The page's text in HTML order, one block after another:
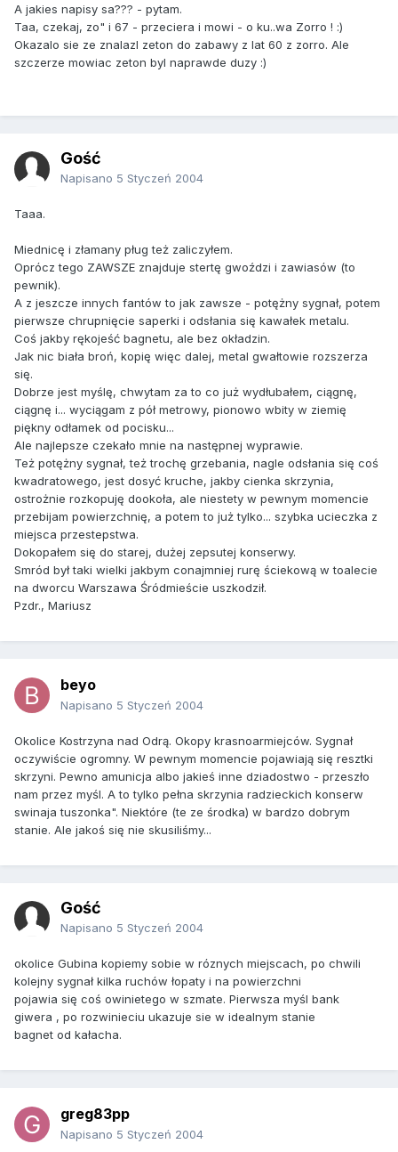
A jakies napisy sa??? - pytam.
Taa, czekaj, zo" i 67 - przeciera i mowi - o ku..wa Zorro ! :)
Okazalo sie ze znalazl zeton do zabawy z lat 60 z zorro. Ale
szczerze mowiac zeton byl naprawde duzy :)
Gość
Napisano 5 Styczeń 2004
Taaa.
Miednicę i złamany pług też zaliczyłem.
Oprócz tego ZAWSZE znajduje stertę gwoździ i zawiasów (to
pewnik).
A z jeszcze innych fantów to jak zawsze - potężny sygnał, potem
pierwsze chrupnięcie saperki i odsłania się kawałek metalu.
Coś jakby rękojeść bagnetu, ale bez okładzin.
Jak nic biała broń, kopię więc dalej, metal gwałtowie rozszerza
się.
Dobrze jest myślę, chwytam za to co już wydłubałem, ciągnę,
ciągnę i... wyciągam z pół metrowy, pionowo wbity w ziemię
piękny odłamek od pocisku...
Ale najlepsze czekało mnie na następnej wyprawie.
Też potężny sygnał, też trochę grzebania, nagle odsłania się coś
kwadratowego, jest dosyć kruche, jakby cienka skrzynia,
ostrożnie rozkopuję dookoła, ale niestety w pewnym momencie
przebijam powierzchnię, a potem to już tylko... szybka ucieczka z
miejsca przestepstwa.
Dokopałem się do starej, dużej zepsutej konserwy.
Smród był taki wielki jakbym conajmniej rurę ściekową w toalecie
na dworcu Warszawa Śródmieście uszkodził.
Pzdr., Mariusz
beyo
Napisano 5 Styczeń 2004
Okolice Kostrzyna nad Odrą. Okopy krasnoarmiejców. Sygnał
oczywiście ogromny. W pewnym momencie pojawiają się resztki
skrzyni. Pewno amunicja albo jakieś inne dziadostwo - przeszło
nam przez myśl. A to tylko pełna skrzynia radzieckich konserw
swinaja tuszonka". Niektóre (te ze środka) w bardzo dobrym
stanie. Ale jakoś się nie skusiliśmy...
Gość
Napisano 5 Styczeń 2004
okolice Gubina kopiemy sobie w róznych miejscach, po chwili
kolejny sygnał kilka ruchów łopaty i na powierzchni
pojawia się coś owinietego w szmate. Pierwsza myśl bank
giwera , po rozwinieciu ukazuje sie w idealnym stanie
bagnet od kałacha.
greg83pp
Napisano 5 Styczeń 2004